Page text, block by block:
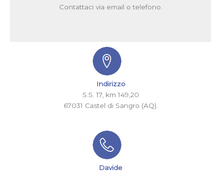
Contattaci via email o telefono.
Indirizzo
S.S. 17, km 149,20
67031 Castel di Sangro (AQ).
Davide